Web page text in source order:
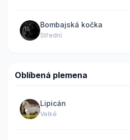
Bombajská kočka
Střední
Oblíbená plemena
Lipicán
Velké